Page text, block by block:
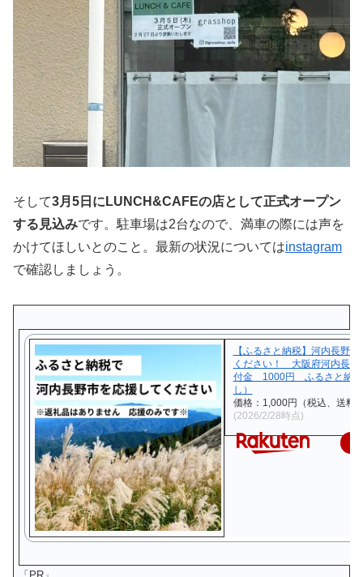
そして3月5日にLUNCH&CAFEの店として正式オープン
する見込みです。駐車場は2台なので、満車の際には声を
かけてほしいとのこと。最新の状況についてはinstagram
で確認しましょう。
【ふるさと納税】河内長野
ください！ 大阪府河内長
付金 1000円 ふるさと納税
し）
価格：1,000円（税込、送料
(2026/2/28時点)